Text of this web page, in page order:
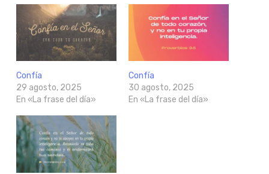
Confía
29 agosto, 2025
En «La frase del día»
Confía
30 agosto, 2025
En «La frase del día»